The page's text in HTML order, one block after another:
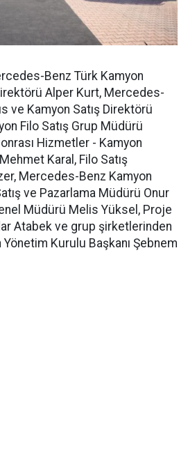
Benz Türk Kamyon
Alper Kurt, Mercedes-
ve Kamyon Satış Direktörü
Filo Satış Grup Müdürü
Hizmetler - Kamyon
Karal, Filo Satış
Mercedes-Benz Kamyon
ve Pazarlama Müdürü Onur
Müdürü Melis Yüksel, Proje
Atabek ve grup şirketlerinden
Yönetim Kurulu Başkanı Şebnem